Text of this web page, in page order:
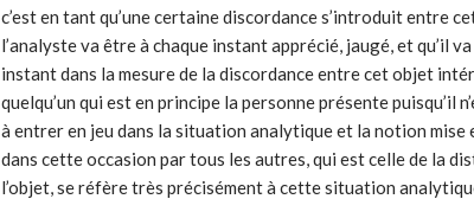
c’est en tant qu’une certaine discordance s’introduit entre
l’analyste va être à chaque instant apprécié, jaugé, et qu’il
instant dans la mesure de la discordance entre cet objet
quelqu’un qui est en principe la personne présente puisqu’il
à entrer en jeu dans la situation analytique et la notion mise
dans cette occasion par tous les autres, qui est celle de la
l’objet, se réfère très précisément à cette situa­tion